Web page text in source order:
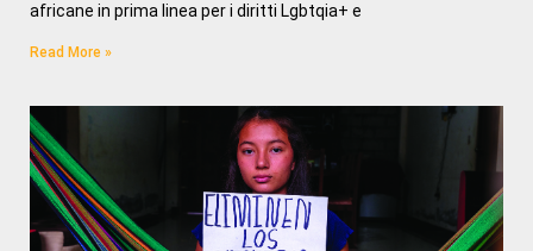
africane in prima linea per i diritti Lgbtqia+ e
Read More »